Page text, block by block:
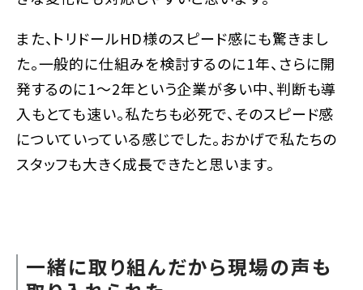
また、トリドールHD様のスピード感にも驚きまし
た。一般的に仕組みを検討するのに1年、さらに開
発するのに1〜2年という企業が多い中、判断も導
入もとても速い。私たちも必死で、そのスピード感
についていっている感じでした。おかげで私たちの
スタッフも大きく成長できたと思います。
一緒に取り組んだから現場の声も